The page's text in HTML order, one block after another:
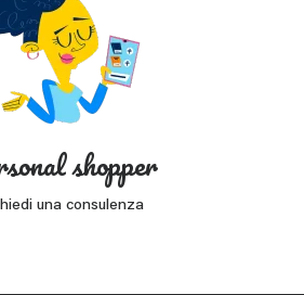
shopper
una consulenza